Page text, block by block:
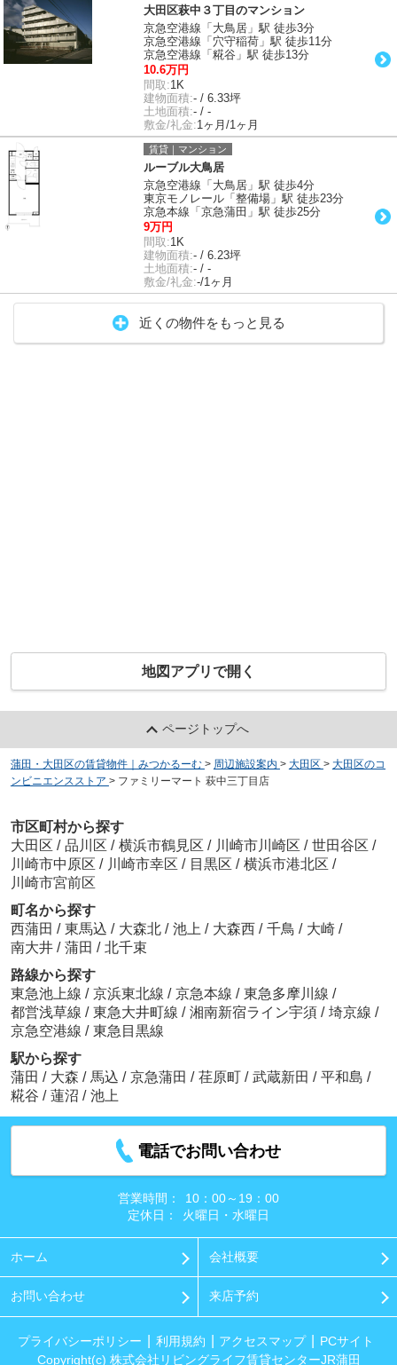
大田区萩中３丁目のマンション
京急空港線「大鳥居」駅 徒歩3分
京急空港線「穴守稲荷」駅 徒歩11分
京急空港線「糀谷」駅 徒歩13分
10.6万円
間取:1K
建物面積:- / 6.33坪
土地面積:- / -
敷金/礼金:1ヶ月/1ヶ月
賃貸｜マンション
ルーブル大鳥居
京急空港線「大鳥居」駅 徒歩4分
東京モノレール「整備場」駅 徒歩23分
京急本線「京急蒲田」駅 徒歩25分
9万円
間取:1K
建物面積:- / 6.23坪
土地面積:- / -
敷金/礼金:-/1ヶ月
近くの物件をもっと見る
地図アプリで開く
ページトップへ
蒲田・大田区の賃貸物件｜みつかるーむ > 周辺施設案内 > 大田区 > 大田区のコ
ンビニエンスストア > ファミリーマート 萩中三丁目店
市区町村から探す
大田区 / 品川区 / 横浜市鶴見区 / 川崎市川崎区 / 世田谷区 /
川崎市中原区 / 川崎市幸区 / 目黒区 / 横浜市港北区 /
川崎市宮前区
町名から探す
西蒲田 / 東馬込 / 大森北 / 池上 / 大森西 / 千鳥 / 大崎 /
南大井 / 蒲田 / 北千束
路線から探す
東急池上線 / 京浜東北線 / 京急本線 / 東急多摩川線 /
都営浅草線 / 東急大井町線 / 湘南新宿ライン宇須 / 埼京線 /
京急空港線 / 東急目黒線
駅から探す
蒲田 / 大森 / 馬込 / 京急蒲田 / 荏原町 / 武蔵新田 / 平和島 /
糀谷 / 蓮沼 / 池上
電話でお問い合わせ
営業時間：
10：00～19：00
定休日：
火曜日・水曜日
ホーム 会社概要
お問い合わせ 来店予約
プライバシーポリシー 利用規約 アクセスマップ
PCサイト
Copyright(c) 株式会社リビングライフ賃貸センターJR蒲田